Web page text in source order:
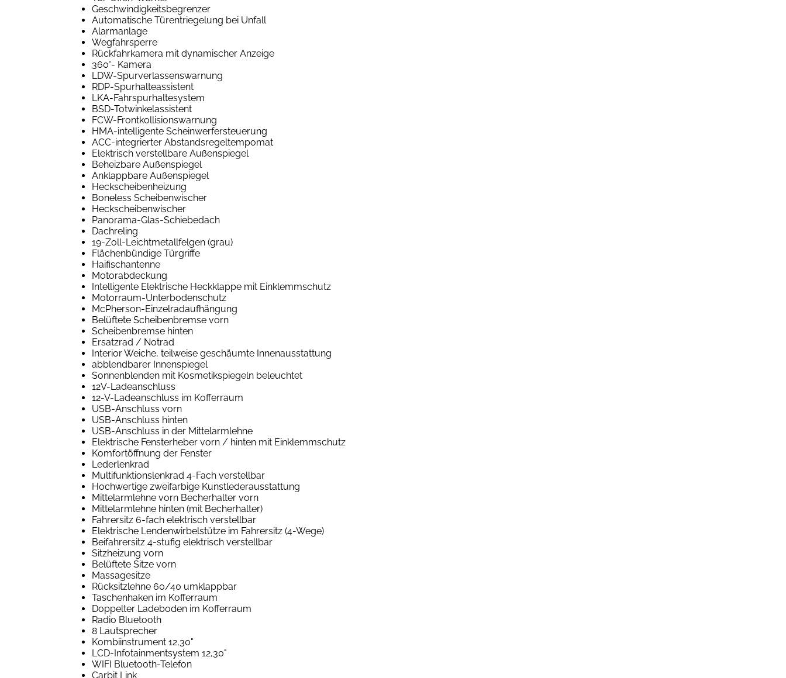
Geschwindigkeitsbegrenzer
Automatische Türentriegelung bei Unfall
Alarmanlage
Wegfahrsperre
Rückfahrkamera mit dynamischer Anzeige
360°- Kamera
LDW-Spurverlassenswarnung
RDP-Spurhalteassistent
LKA-Fahrspurhaltesystem
BSD-Totwinkelassistent
FCW-Frontkollisionswarnung
HMA-intelligente Scheinwerfersteuerung
ACC-integrierter Abstandsregeltempomat
Elektrisch verstellbare Außenspiegel
Beheizbare Außenspiegel
Anklappbare Außenspiegel
Heckscheibenheizung
Boneless Scheibenwischer
Heckscheibenwischer
Panorama-Glas-Schiebedach
Dachreling
19-Zoll-Leichtmetallfelgen (grau)
Flächenbündige Türgriffe
Haifischantenne
Motorabdeckung
Intelligente Elektrische Heckklappe mit Einklemmschutz
Motorraum-Unterbodenschutz
McPherson-Einzelradaufhängung
Belüftete Scheibenbremse vorn
Scheibenbremse hinten
Ersatzrad / Notrad
Interior Weiche, teilweise geschäumte Innenausstattung
abblendbarer Innenspiegel
Sonnenblenden mit Kosmetikspiegeln beleuchtet
12V-Ladeanschluss
12-V-Ladeanschluss im Kofferraum
USB-Anschluss vorn
USB-Anschluss hinten
USB-Anschluss in der Mittelarmlehne
Elektrische Fensterheber vorn / hinten mit Einklemmschutz
Komfortöffnung der Fenster
Lederlenkrad
Multifunktionslenkrad 4-Fach verstellbar
Hochwertige zweifarbige Kunstlederausstattung
Mittelarmlehne vorn Becherhalter vorn
Mittelarmlehne hinten (mit Becherhalter)
Fahrersitz 6-fach elektrisch verstellbar
Elektrische Lendenwirbelstütze im Fahrersitz (4-Wege)
Beifahrersitz 4-stufig elektrisch verstellbar
Sitzheizung vorn
Belüftete Sitze vorn
Massagesitze
Rücksitzlehne 60/40 umklappbar
Taschenhaken im Kofferraum
Doppelter Ladeboden im Kofferraum
Radio Bluetooth
8 Lautsprecher
Kombiinstrument 12,30"
LCD-Infotainmentsystem 12,30"
WIFI Bluetooth-Telefon
Carbit Link